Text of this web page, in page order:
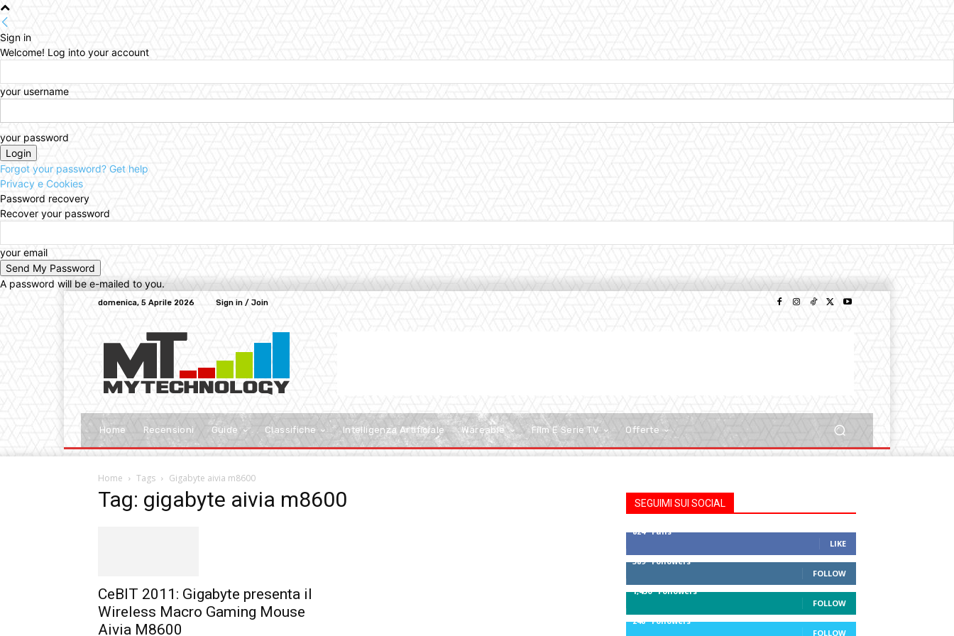
Sign in
Welcome! Log into your account
your username
your password
Forgot your password? Get help
Privacy e Cookies
Password recovery
Recover your password
your email
A password will be e-mailed to you.
domenica, 5 Aprile 2026 Sign in / Join
Home Recensioni Guide Classifiche Intelligenza Artificiale Wareable Film E Serie TV Offerte
Home Tags Gigabyte aivia m8600
Tag: gigabyte aivia m8600
CeBIT 2011: Gigabyte presenta il
Wireless Macro Gaming Mouse
Aivia M8600
SEGUIMI SUI SOCIAL
824
Fans
LIKE
389 Followers
FOLLOW
1,430 Followers
FOLLOW
248 Followers
FOLLOW